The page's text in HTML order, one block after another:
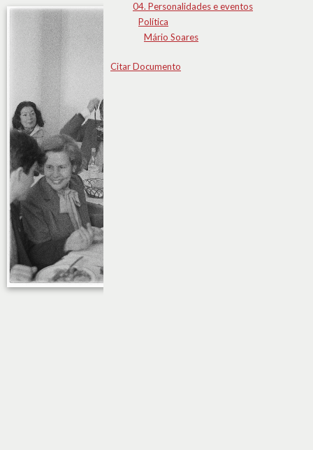
04. Personalidades e eventos
Política
Mário Soares
Citar Documento